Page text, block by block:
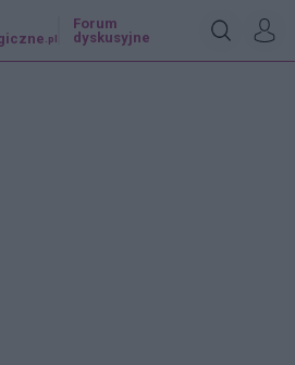
.pl
Forum
dyskusyjne